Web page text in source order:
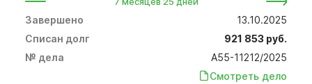
13.10.2025
921 853 руб.
А55-11212/2025
Смотреть дело